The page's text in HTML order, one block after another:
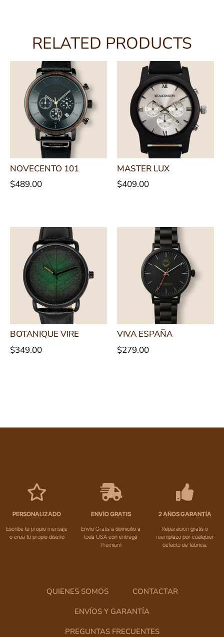
RELATED PRODUCTS
NOVECENTO 101
$489.00
MASTER LUX
$409.00
BOTANIQUE VIRE
$349.00
VIVA ESPAÑA
$279.00
PERSONALIZADO
Escribe tu propio mensaje
o crea tu propio diseño
ENVÍO GRATIS
Envío Gratis a domicilio a
toda USA con entrega
Premium
2 AÑOS GARANTÍA
Reparación gratis o
reemplazo por cualquier
defecto de fábrica.
QUIENES SOMOS
CONTACTAR
ENVÍOS Y GARANTÍA
PREGUNTAS FRECUENTES